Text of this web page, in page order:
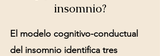
insomnio?
El modelo cognitivo-conductual
del insomnio identifica tres